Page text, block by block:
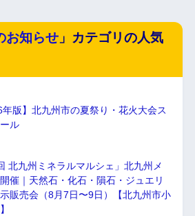
お知らせ」カテゴリの人気
年版】北九州市の夏祭り・花火大会ス
ル
北九州ミネラルマルシェ」北九州メ
催｜天然石・化石・隕石・ジュエリ
販売会（8月7日〜9日）【北九州市小